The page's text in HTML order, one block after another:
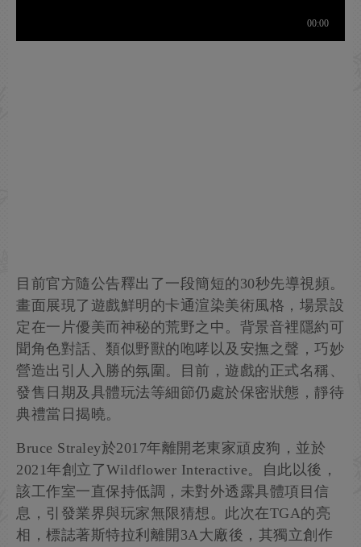
目前官方隨公告釋出了一段簡短的30秒先導視頻。
畫面展現了遊戲鮮明的卡通渲染美術風格，場景設
定在一片優美而神秘的荒野之中。背景音裡隱約可
聞角色對話、類似野獸的咆哮以及安撫之聲，巧妙
營造出引人入勝的氛圍。目前，遊戲的正式名稱、
發售日期及具體玩法等細節仍處於保密狀態，靜待
典禮當日揭曉。
Bruce Straley於2017年離開老東家頑皮狗，並於
2021年創立了Wildflower Interactive。自此以後，
該工作室一直保持低調，未對外透露具體項目信
息，引發業界與玩家無限猜想。此次在TGA的亮
相，標誌著斯特拉利離開3A大廠後，其獨立創作